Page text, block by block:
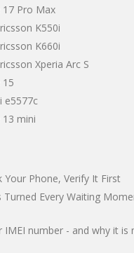
17 Pro Max
K550i
K660i
Xperia Arc S
e5577c
mini
Your Phone, Verify It First
Turned Every Waiting
IMEI number - and why it is